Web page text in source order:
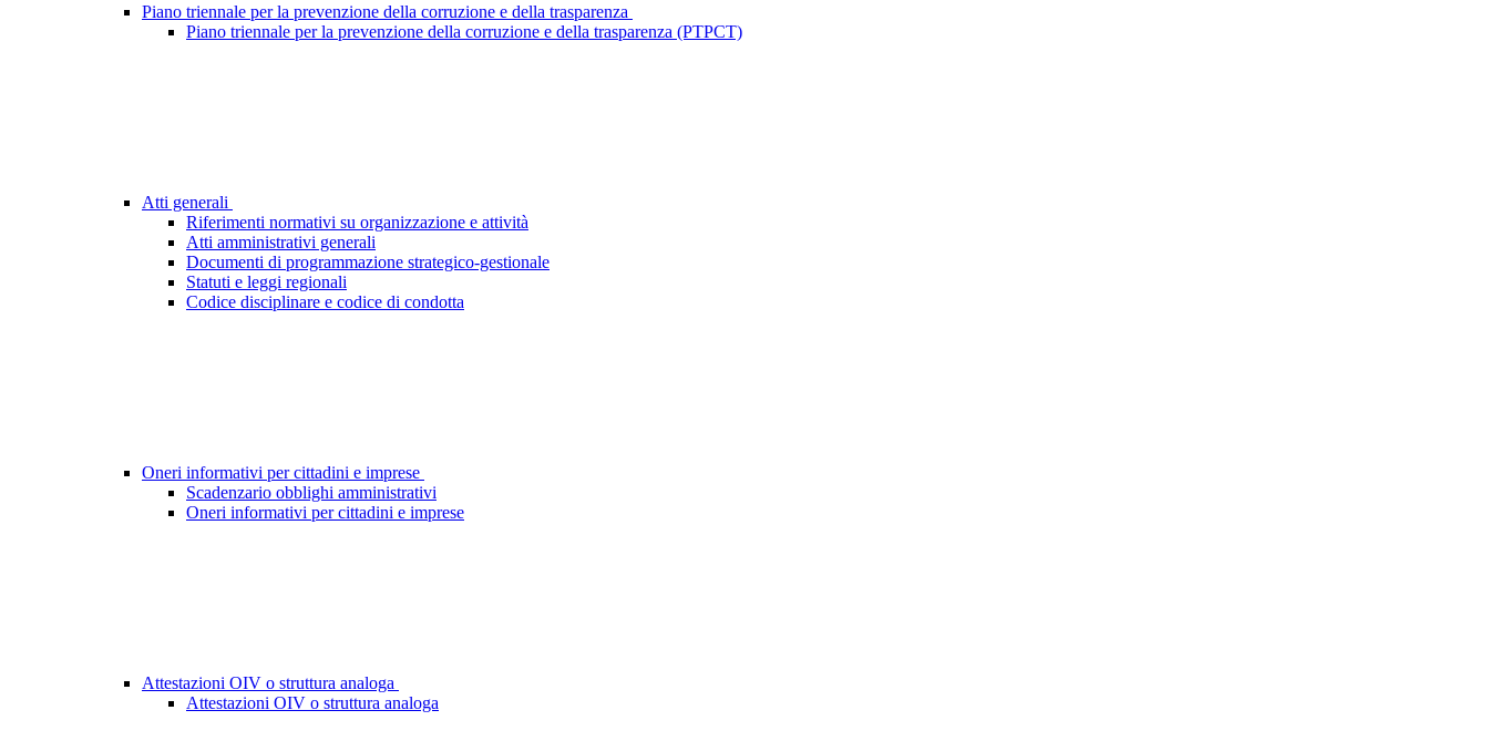
Piano triennale per la prevenzione della corruzione e della trasparenza
Piano triennale per la prevenzione della corruzione e della trasparenza (PTPCT)
Atti generali
Riferimenti normativi su organizzazione e attività
Atti amministrativi generali
Documenti di programmazione strategico-gestionale
Statuti e leggi regionali
Codice disciplinare e codice di condotta
Oneri informativi per cittadini e imprese
Scadenzario obblighi amministrativi
Oneri informativi per cittadini e imprese
Attestazioni OIV o struttura analoga
Attestazioni OIV o struttura analoga